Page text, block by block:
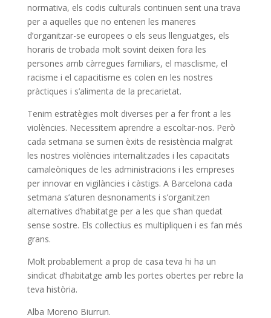
normativa, els codis culturals continuen sent una trava
per a aquelles que no entenen les maneres
d’organitzar-se europees o els seus llenguatges, els
horaris de trobada molt sovint deixen fora les
persones amb càrregues familiars, el masclisme, el
racisme i el capacitisme es colen en les nostres
pràctiques i s’alimenta de la precarietat.
Tenim estratègies molt diverses per a fer front a les
violències. Necessitem aprendre a escoltar-nos. Però
cada setmana se sumen èxits de resistència malgrat
les nostres violències internalitzades i les capacitats
camaleòniques de les administracions i les empreses
per innovar en vigilàncies i càstigs. A Barcelona cada
setmana s’aturen desnonaments i s’organitzen
alternatives d’habitatge per a les que s’han quedat
sense sostre. Els col·lectius es multipliquen i es fan més
grans.
Molt probablement a prop de casa teva hi ha un
sindicat d’habitatge amb les portes obertes per rebre la
teva història.
Alba Moreno Biurrun.